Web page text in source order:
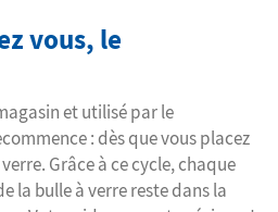
vous, le
et utilisé par le
: dès que vous placez
Grâce à ce cycle, chaque
la bulle à verre reste dans la